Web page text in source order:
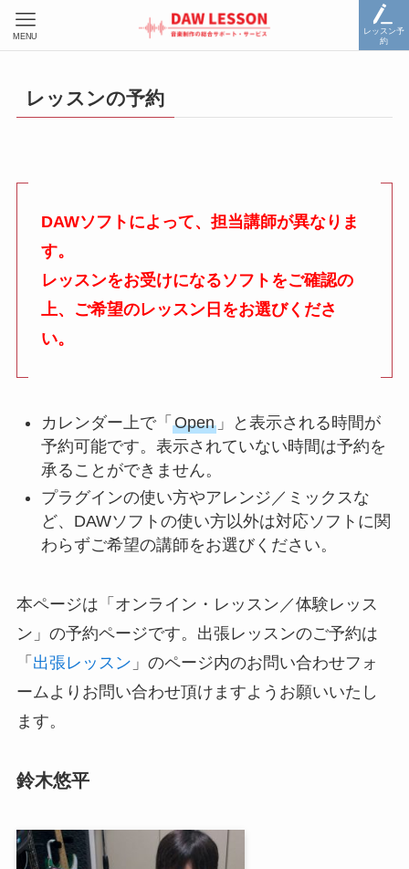
レッスン予
約
MENU
レッスンの予約
DAWソフトによって、担当講師が異なりま
す。
レッスンをお受けになるソフトをご確認の
上、ご希望のレッスン日をお選びくださ
い。
カレンダー上で「 Open」と表示される時間が
予約可能です。表示されていない時間は予約を
承ることができません。
プラグインの使い方やアレンジ／ミックスな
ど、DAWソフトの使い方以外は対応ソフトに関
わらずご希望の講師をお選びください。
本ページは「オンライン・レッスン／体験レッス
ン」の予約ページです。出張レッスンのご予約は
「 出張レッスン 」のページ内のお問い合わせフォ
ームよりお問い合わせ頂けますようお願いいたし
ます。
鈴木悠平